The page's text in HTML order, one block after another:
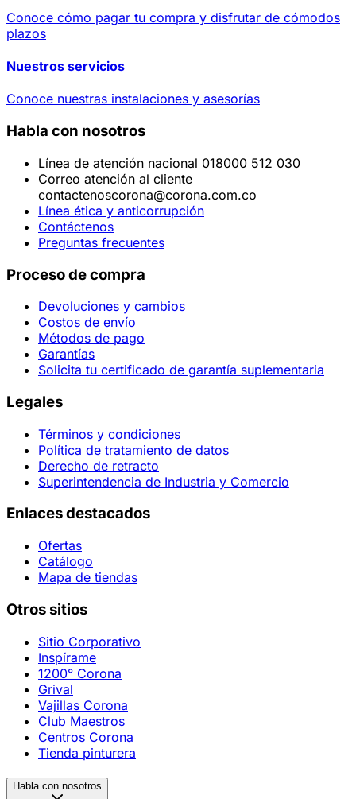
Conoce cómo pagar tu compra y disfrutar de cómodos
plazos
Nuestros servicios
Conoce nuestras instalaciones y asesorías
Habla con nosotros
Línea de atención nacional 018000 512 030
Correo atención al cliente
contactenoscorona@corona.com.co
Línea ética y anticorrupción
Contáctenos
Preguntas frecuentes
Proceso de compra
Devoluciones y cambios
Costos de envío
Métodos de pago
Garantías
Solicita tu certificado de garantía suplementaria
Legales
Términos y condiciones
Política de tratamiento de datos
Derecho de retracto
Superintendencia de Industria y Comercio
Enlaces destacados
Ofertas
Catálogo
Mapa de tiendas
Otros sitios
Sitio Corporativo
Inspírame
1200° Corona
Grival
Vajillas Corona
Club Maestros
Centros Corona
Tienda pinturera
Habla con nosotros